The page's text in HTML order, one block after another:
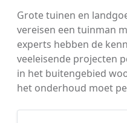
Grote tuinen en
vereisen een tuinman
experts hebben de
veeleisende projecten
in het buitengebied
het onderhoud moet